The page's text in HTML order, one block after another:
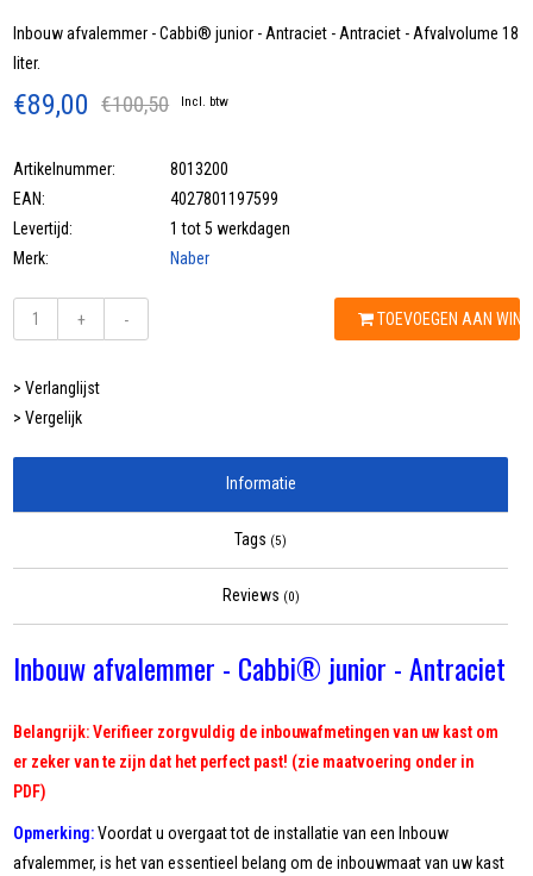
Inbouw afvalemmer - Cabbi® junior - Antraciet - Antraciet - Afvalvolume 18
liter.
€89,00 €100,50 Incl. btw
Artikelnummer:
8013200
EAN:
4027801197599
Levertijd:
1 tot 5 werkdagen
Merk:
Naber
+ - TOEVOEGEN AAN
> Verlanglijst
> Vergelijk
Informatie
Tags (5)
Reviews (0)
Inbouw afvalemmer - Cabbi® junior - Antraciet
Belangrijk: Verifieer zorgvuldig de inbouwafmetingen van uw kast om
er zeker van te zijn dat het perfect past! (zie maatvoering onder in
PDF)
Opmerking:Voordat u overgaat tot de installatie van een Inbouw
afvalemmer, is het van essentieel belang om de inbouwmaat van uw kast